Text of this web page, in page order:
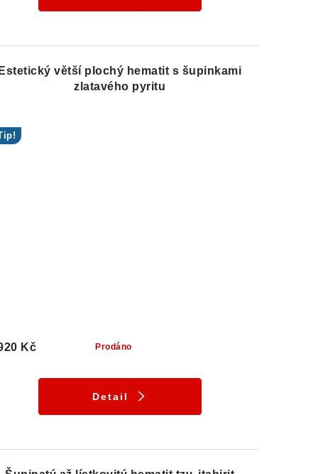
Estetický větší plochý hematit s šupinkami
zlatavého pyritu
Prodáno
Kč
Detail